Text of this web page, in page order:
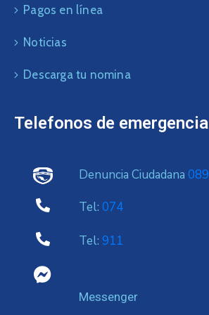
Pagos en línea
Noticias
Descarga tu nomina
Telefonos de emergencia
Denuncia Ciudadana 089
Tel: 074
Tel: 911
Messenger